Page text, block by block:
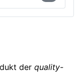
der quality-